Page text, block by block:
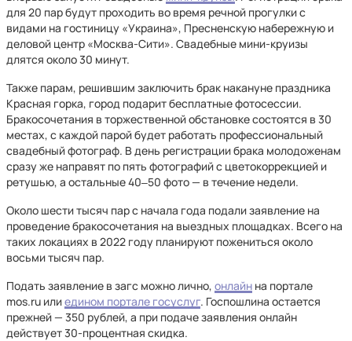
для 20 пар будут проходить во время речной прогулки с
видами на гостиницу «Украина», Пресненскую набережную и
деловой центр «Москва-Сити». Свадебные мини-круизы
длятся около 30 минут.
Также парам, решившим заключить брак накануне праздника
Красная горка, город подарит бесплатные фотосессии.
Бракосочетания в торжественной обстановке состоятся в 30
местах, с каждой парой будет работать профессиональный
свадебный фотограф. В день регистрации брака молодоженам
сразу же направят по пять фотографий с цветокоррекцией и
ретушью, а остальные 40‒50 фото — в течение недели.
Около шести тысяч пар с начала года подали заявление на
проведение бракосочетания на выездных площадках. Всего на
таких локациях в 2022 году планируют пожениться около
восьми тысяч пар.
Подать заявление в загс можно лично, онлайн на портале
mos.ru илиедином портале госуслуг. Госпошлина остается
прежней — 350 рублей, а при подаче заявления онлайн
действует 30-процентная скидка.